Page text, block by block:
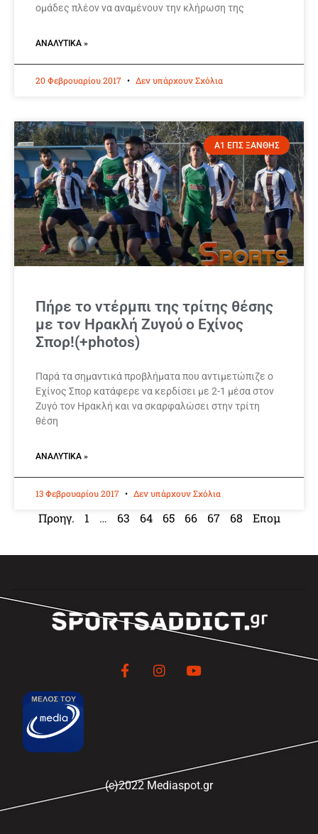
ομάδες πλέον να αναμένουν την κλήρωση της
ΑΝΑΛΥΤΙΚΆ »
20 Φεβρουαρίου 2017 Δεν υπάρχουν Σχόλια
Α1 ΕΠΣ ΞΑΝΘΗΣ
Πήρε το ντέρμπι της τρίτης θέσης
με τον Ηρακλή Ζυγού ο Εχίνος
Σπορ!(+photos)
Παρά τα σημαντικά προβλήματα που αντιμετώπιζε ο
Εχίνος Σπορ κατάφερε να κερδίσει με 2-1 μέσα στον
Ζυγό τον Ηρακλή και να σκαρφαλώσει στην τρίτη
θέση
ΑΝΑΛΥΤΙΚΆ »
13 Φεβρουαρίου 2017 Δεν υπάρχουν Σχόλια
Προηγ. 1 … 63 64 65 66 67 68 Επομ
(c)2022 Mediaspot.gr